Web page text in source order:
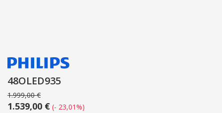
48OLED935
1.999,00 €
1.539,00 € (- 23,01%)